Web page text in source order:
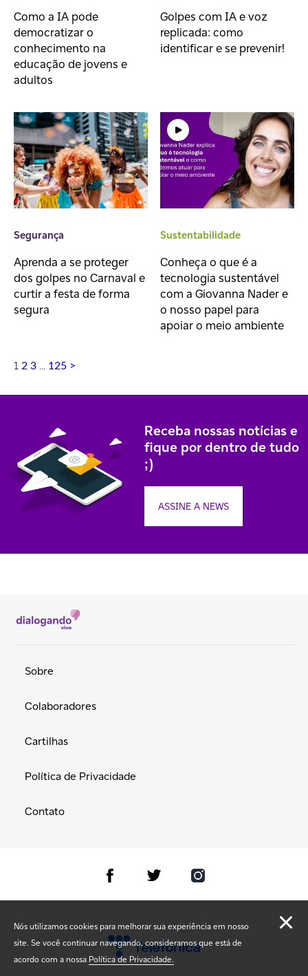
Como a IA pode
democratizar o
conhecimento na
educação de jovens e
adultos
Golpes com IA e voz
replicada: como
identificar e se prevenir!
Segurança
Aprenda a se proteger
dos golpes no Carnaval e
curtir a festa de forma
segura
Sustentabilidade
Conheça o que é a
tecnologia sustentável
com a Giovanna Nader e
o nosso papel para
apoiar o meio ambiente
1 2 3 … 125 >
Receba nossas notícias e
fique por dentro de tudo
;)
ASSINE A NEWS
Nós utilizamos cookies para melhorar sua experiência em nosso
site. Se você continuar navegando, consideramos que está de
acordo com a nossa Política de Privacidade.
Sobre
Colaboradores
Cartilhas
Política de Privacidade
Contato